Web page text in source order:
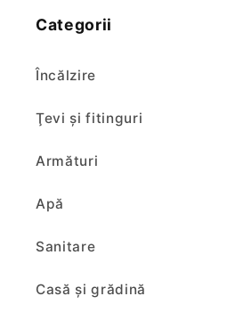
Categorii
Încălzire
Ţevi şi fitinguri
Armături
Apă
Sanitare
Casă și grădină